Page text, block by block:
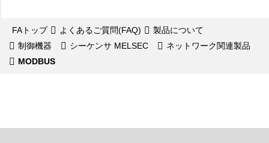
FAトップ よくあるご質問(FAQ)
製品について
制御機器
シーケンサ MELSEC
ネットワーク関連製品
MODBUS